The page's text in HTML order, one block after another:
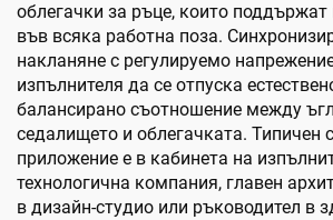
облегачки за ръце, които
във всяка работна поза.
накланяне с регулируемо
изпълнителя да се отпуска
балансирано съотношение между
седалището и облегачката. Типичен
приложение е в кабинета на
технологична компания, главен
в дизайн-студио или ръководител в